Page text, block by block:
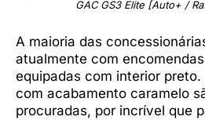
GAC GS3 Elite [Auto+ /
A maioria das
atualmente com
equipadas com interior
com acabamento caramelo
procuradas, por incrível que